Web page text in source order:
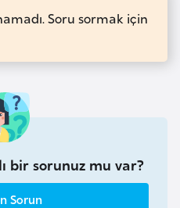
Soru sormak için
bir sorunuz mu var?
Sorun